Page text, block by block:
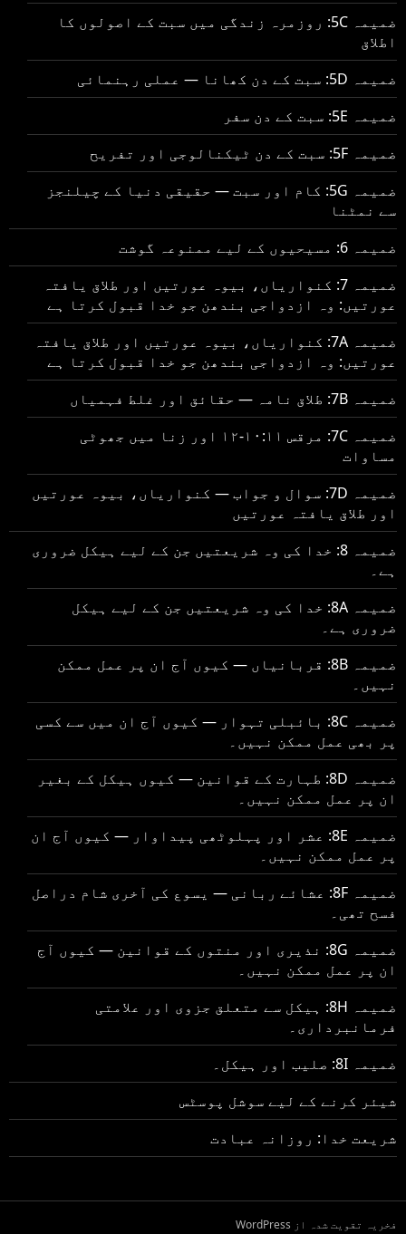
ضمیمہ 5C: روزمرہ زندگی میں سبت کے اصولوں کا
اطلاق
ضمیمہ 5D: سبت کے دن کھانا — عملی رہنمائی
ضمیمہ 5E: سبت کے دن سفر
ضمیمہ 5F: سبت کے دن ٹیکنالوجی اور تفریح
ضمیمہ 5G: کام اور سبت — حقیقی دنیا کے چیلنجز
سے نمٹنا
ضمیمہ 6: مسیحیوں کے لیے ممنوعہ گوشت
ضمیمہ 7: کنواریاں، بیوہ عورتیں اور طلاق یافتہ
عورتیں: وہ ازدواجی بندھن جو خدا قبول کرتا ہے
ضمیمہ 7A: کنواریاں، بیوہ عورتیں اور طلاق یافتہ
عورتیں: وہ ازدواجی بندھن جو خدا قبول کرتا ہے
ضمیمہ 7B: طلاق نامہ — حقائق اور غلط فہمیاں
ضمیمہ 7C: مرقس ۱۰:۱۱-۱۲ اور زنا میں جھوٹی
مساوات
ضمیمہ 7D: سوال و جواب — کنواریاں، بیوہ عورتیں
اور طلاق یافتہ عورتیں
ضمیمہ 8: خدا کی وہ شریعتیں جن کے لیے ہیکل ضروری
ہے۔
ضمیمہ 8A: خدا کی وہ شریعتیں جن کے لیے ہیکل
ضروری ہے۔
ضمیمہ 8B: قربانیاں — کیوں آج ان پر عمل ممکن
نہیں۔
ضمیمہ 8C: بائبلی تہوار — کیوں آج ان میں سے کسی
پر بھی عمل ممکن نہیں۔
ضمیمہ 8D: طہارت کے قوانین — کیوں ہیکل کے بغیر
ان پر عمل ممکن نہیں۔
ضمیمہ 8E: عشر اور پہلوٹھی پیداوار — کیوں آج ان
پر عمل ممکن نہیں۔
ضمیمہ 8F: عشائے ربانی — یسوع کی آخری شام دراصل
فسح تھی۔
ضمیمہ 8G: نذیری اور منتوں کے قوانین — کیوں آج
ان پر عمل ممکن نہیں۔
ضمیمہ 8H: ہیکل سے متعلق جزوی اور علامتی
فرمانبرداری۔
ضمیمہ 8I: صلیب اور ہیکل۔
شیئر کرنے کے لیے سوشل پوسٹس
شریعت خدا: روزانہ عبادت
فخریہ تقویت شدہ از WordPress